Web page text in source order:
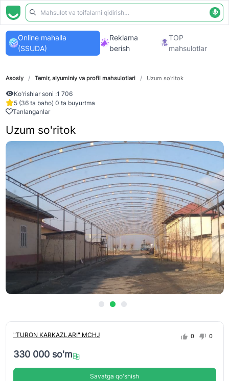
Online mahalla
(SSUDA)
Reklama
berish
TOP
mahsulotlar
Asosiy / Temir, alyuminiy va profil mahsulotlari / Uzum so'ritok
Ko'rishlar soni :1 706
5 (36 ta baho) 0 ta buyurtma
Tanlanganlar
Uzum so'ritok
"TURON KARKAZLARI" MCHJ 0 0
330 000 so'm
Savatga qo'shish